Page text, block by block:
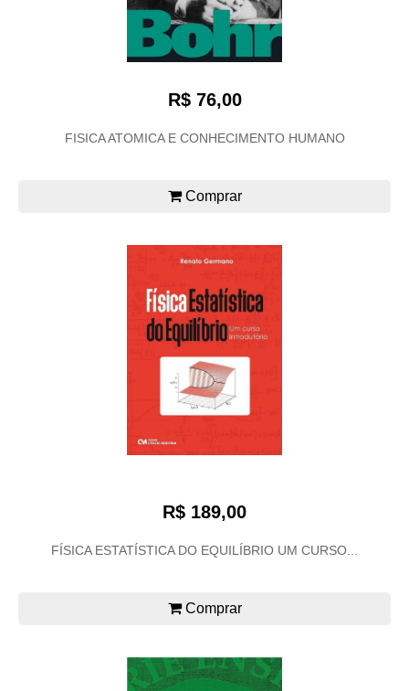
R$ 76,00
FISICA ATOMICA E CONHECIMENTO HUMANO
Comprar
R$ 189,00
FÍSICA ESTATÍSTICA DO EQUILÍBRIO UM CURSO...
Comprar